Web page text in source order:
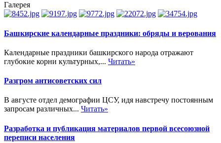
Галерея
Башкирские календарные праздники: обряды и верования
Календарные праздники башкирского народа отражают
глубокие корни культурных,... Читать»
Разгром антисоветских сил
В августе отдел демографии ЦСУ, идя навстречу постоянным
запросам различных... Читать»
Разработка и публикация материалов первой всесоюзной
переписи населения